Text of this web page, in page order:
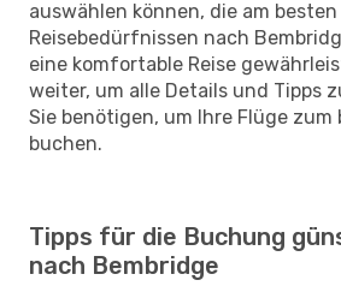
auswählen können, die am
Reisebedürfnissen nach
eine komfortable Reise
weiter, um alle Details und Tipps
Sie benötigen, um Ihre Flüge zum
buchen.
Tipps für die Buchung
nach Bembridge